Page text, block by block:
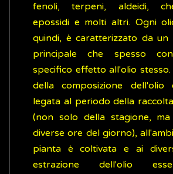
fenoli, terpeni, aldeidi,
epossidi e molti altri. Ogni
quindi, è caratterizzato da un
principale che spesso
specifico effetto all'olio
della composizione dell'olio
legata al periodo della
(non solo della stagione,
diverse ore del giorno),
pianta è coltivata e ai
estrazione dell'olio